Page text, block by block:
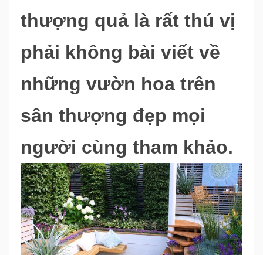
thượng quả là rất thú vị
phải không bài viết về
những vườn hoa trên
sân thượng đẹp mọi
người cùng tham khảo.